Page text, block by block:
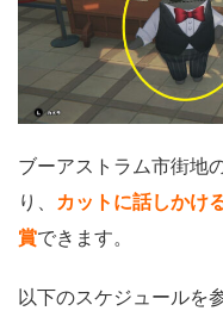
ブーアストラム市街地
り、 カットに話しかけ
賞できます。
以下のスケジュールを